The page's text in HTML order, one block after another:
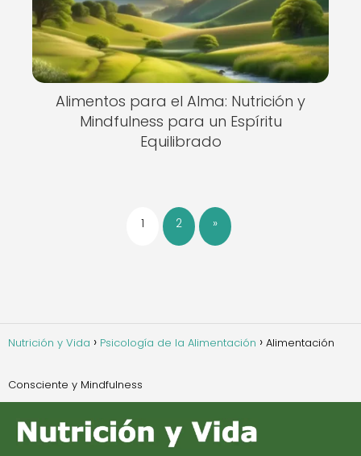
Alimentos para el Alma: Nutrición y
Mindfulness para un Espíritu
Equilibrado
1 2 »
Nutrición y Vida Psicología de la Alimentación Alimentación
Consciente y Mindfulness